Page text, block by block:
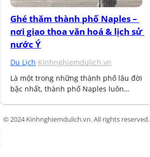
Ghé thăm thành phố Naples –
nơi giao thoa văn hoá & lịch sử
nước Ý
Du Lịch·Kinhnghiemdulich.vn
Là một trong những thành phố lâu đời
bậc nhất, thành phố Naples luôn…
© 2024 Kinhnghiemdulich.vn. All rights reserved.